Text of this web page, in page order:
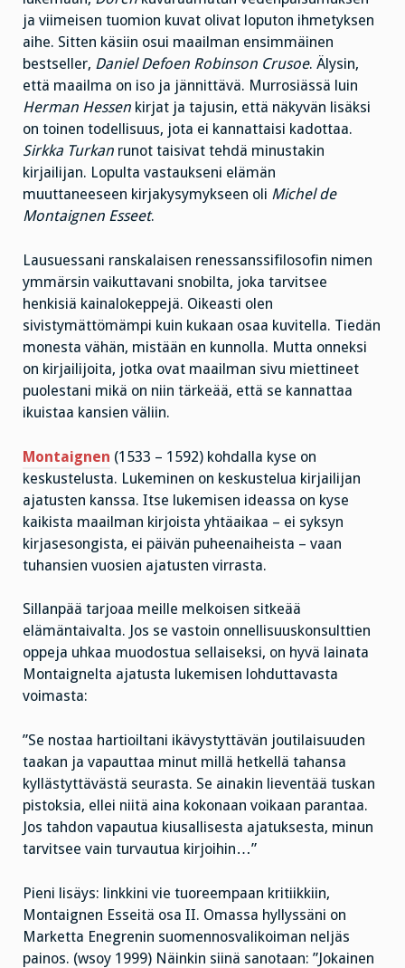
ja viimeisen tuomion kuvat olivat loputon ihmetyksen
aihe. Sitten käsiin osui maailman ensimmäinen
bestseller, Daniel Defoen Robinson Crusoe. Älysin,
että maailma on iso ja jännittävä. Murrosiässä luin
Herman Hessen kirjat ja tajusin, että näkyvän lisäksi
on toinen todellisuus, jota ei kannattaisi kadottaa.
Sirkka Turkan runot taisivat tehdä minustakin
kirjailijan. Lopulta vastaukseni elämän
muuttaneeseen kirjakysymykseen oli Michel de
Montaignen Esseet.
Lausuessani ranskalaisen renessanssifilosofin nimen
ymmärsin vaikuttavani snobilta, joka tarvitsee
henkisiä kainalokeppejä. Oikeasti olen
sivistymättömämpi kuin kukaan osaa kuvitella. Tiedän
monesta vähän, mistään en kunnolla. Mutta onneksi
on kirjailijoita, jotka ovat maailman sivu miettineet
puolestani mikä on niin tärkeää, että se kannattaa
ikuistaa kansien väliin.
Montaignen (1533 – 1592) kohdalla kyse on
keskustelusta. Lukeminen on keskustelua kirjailijan
ajatusten kanssa. Itse lukemisen ideassa on kyse
kaikista maailman kirjoista yhtäaikaa – ei syksyn
kirjasesongista, ei päivän puheenaiheista – vaan
tuhansien vuosien ajatusten virrasta.
Sillanpää tarjoaa meille melkoisen sitkeää
elämäntaivalta. Jos se vastoin onnellisuuskonsulttien
oppeja uhkaa muodostua sellaiseksi, on hyvä lainata
Montaignelta ajatusta lukemisen lohduttavasta
voimasta:
”Se nostaa hartioiltani ikävystyttävän joutilaisuuden
taakan ja vapauttaa minut millä hetkellä tahansa
kyllästyttävästä seurasta. Se ainakin lieventää tuskan
pistoksia, ellei niitä aina kokonaan voikaan parantaa.
Jos tahdon vapautua kiusallisesta ajatuksesta, minun
tarvitsee vain turvautua kirjoihin…”
Pieni lisäys: linkkini vie tuoreempaan kritiikkiin,
Montaignen Esseitä osa II. Omassa hyllyssäni on
Marketta Enegrenin suomennosvalikoiman neljäs
painos. (wsoy 1999) Näinkin siinä sanotaan: ”Jokainen